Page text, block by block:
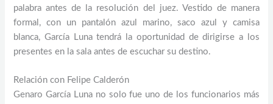
palabra antes de la resolución del juez. Vestido de manera
formal, con un pantalón azul marino, saco azul y camisa
blanca, García Luna tendrá la oportunidad de dirigirse a los
presentes en la sala antes de escuchar su destino.
Relación con Felipe Calderón
Genaro García Luna no solo fue uno de los funcionarios más